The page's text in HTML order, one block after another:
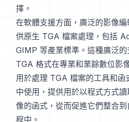
擇。
在軟體支援方面，廣泛的影像
供原生 TGA 檔案處理，包括
GIMP 等產業標準。這種廣泛的
TGA 格式在專業和業餘數位影
用於處理 TGA 檔案的工具和函
中使用，提供用於以程式方式
像的函式，從而促進它們整合
程中。